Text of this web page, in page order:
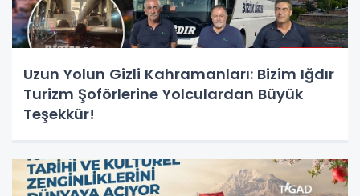
Uzun Yolun Gizli Kahramanları: Bizim Iğdır
Turizm Şoförlerine Yolculardan Büyük
Teşekkür!